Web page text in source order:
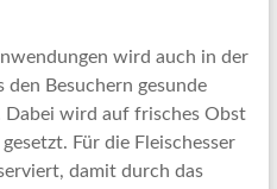
wird auch in der
den Besuchern gesunde
wird auf frisches Obst
Für die Fleischesser
damit durch das